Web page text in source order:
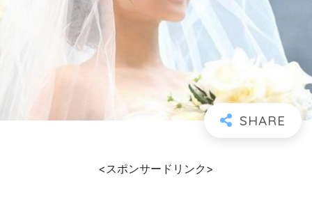
<スポンサードリンク>